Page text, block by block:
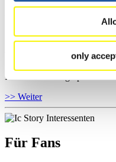
only
Hier können Sie das
Wettkämpfen, Anti-Doping
Ihre Athletenbiographie
>> Weiter
Für Fans